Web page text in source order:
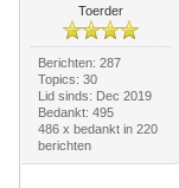
Toerder
Berichten: 287
Topics: 30
Lid sinds: Dec 2019
Bedankt: 495
486 x bedankt in 220
berichten